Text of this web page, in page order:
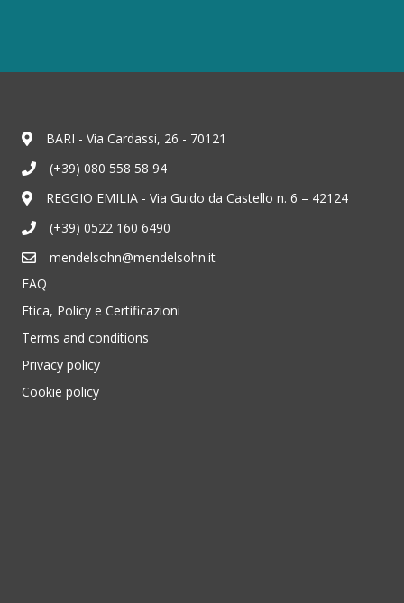
BARI - Via Cardassi, 26 - 70121
(+39) 080 558 58 94
REGGIO EMILIA - Via Guido da Castello n. 6 – 42124
(+39) 0522 160 6490
mendelsohn@mendelsohn.it
FAQ
Etica, Policy e Certificazioni
Terms and conditions
Privacy policy
Cookie policy